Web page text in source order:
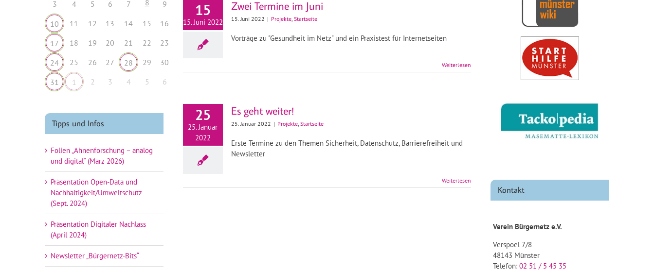
15
15. Juni 2022
Zwei Termine im Juni
15. Juni 2022 | Projekte, Startseite
Vorträge zu "Gesundheit im Netz" und ein Praxistest für Internetseiten
Weiterlesen
25
25. Januar
2022
Es geht weiter!
25. Januar 2022 | Projekte, Startseite
Erste Termine zu den Themen Sicherheit, Datenschutz, Barrierefreiheit und
Newsletter
Weiterlesen
3
4 5 6 7 8 9
10 11 12 13 14 15 16
17 18 19 20 21 22 23
24 25 26 27 28 29 30
31 1 2 3 4 5 6
Tipps und Infos
Folien „Ahnenforschung – analog
und digital“ (März 2026)
Präsentation Open-Data und
Nachhaltigkeit/Umweltschutz
(Sept. 2024)
Präsentation Digitaler Nachlass
(April 2024)
Newsletter „Bürgernetz-Bits“
Kontakt
Verein Bürgernetz e.V.
Verspoel 7/8
48143 Münster
Telefon:02 51 / 5 45 35